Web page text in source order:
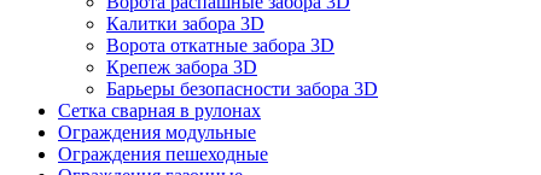
Калитки забора 3D
Ворота откатные забора 3D
Крепеж забора 3D
Барьеры безопасности забора 3D
Сетка сварная в рулонах
Ограждения модульные
Ограждения пешеходные